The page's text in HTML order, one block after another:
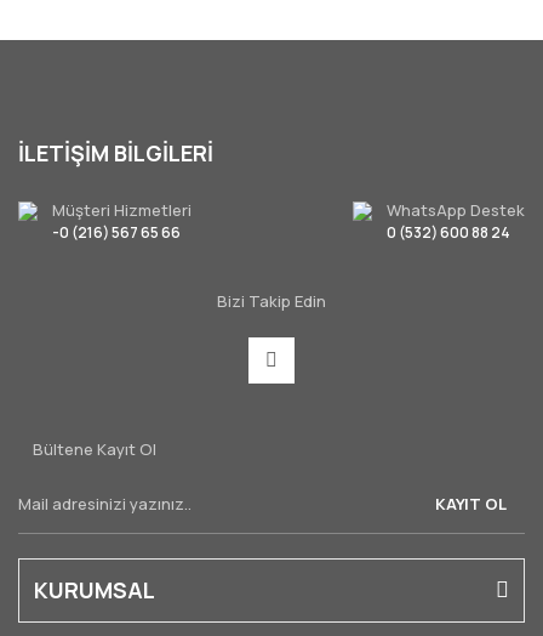
İLETİŞİM BİLGİLERİ
Müşteri Hizmetleri
-0 (216) 567 65 66
WhatsApp Destek
0 (532) 600 88 24
Bizi Takip Edin
Bültene Kayıt Ol
KAYIT OL
KURUMSAL